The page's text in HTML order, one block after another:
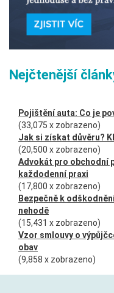
Nejčtenější
Pojištění auta: Co je
(33,075 x zobrazeno)
Jak si získat důvěru?
(20,500 x zobrazeno)
Advokát pro obchodní
každodenní praxi
(17,800 x zobrazeno)
Bezpečně k
nehodě
(15,431 x zobrazeno)
Vzor smlouvy o
obav
(9,858 x zobrazeno)